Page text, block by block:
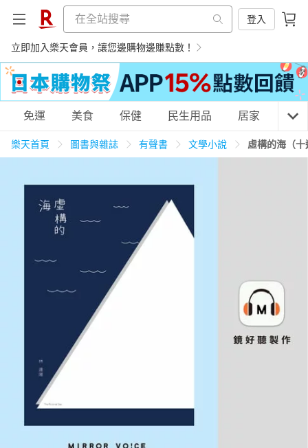
登入
立即加入樂天會員，讓您邊購物邊賺點數！
購物網分類
天天免運 美食蛋糕 養生保健
3C家電 運動休閒
男裝 情趣用品
日本購物
免運 美食 保健 民生用品 居家 3C
樂天首頁 圖書與雜誌 有聲書 文學小說 虛構的海（